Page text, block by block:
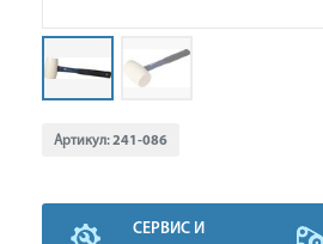
Артикул:241-086
СЕРВИС И